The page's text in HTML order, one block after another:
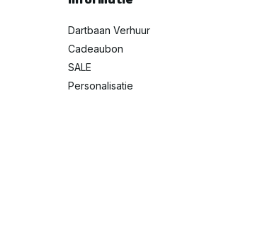
Dartbaan Verhuur
Cadeaubon
SALE
Personalisatie